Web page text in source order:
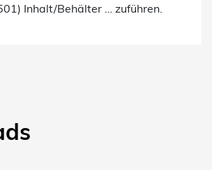
Inhalt/Behälter … zuführen.